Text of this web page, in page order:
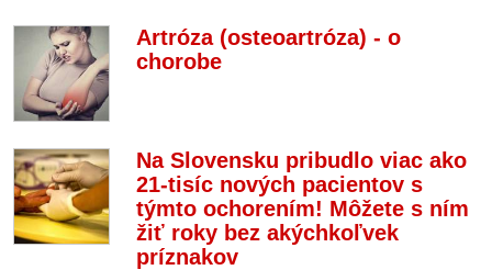
Artróza (osteoartróza) - o
chorobe
Na Slovensku pribudlo viac ako
21-tisíc nových pacientov s
týmto ochorením! Môžete s ním
žiť roky bez akýchkoľvek
príznakov